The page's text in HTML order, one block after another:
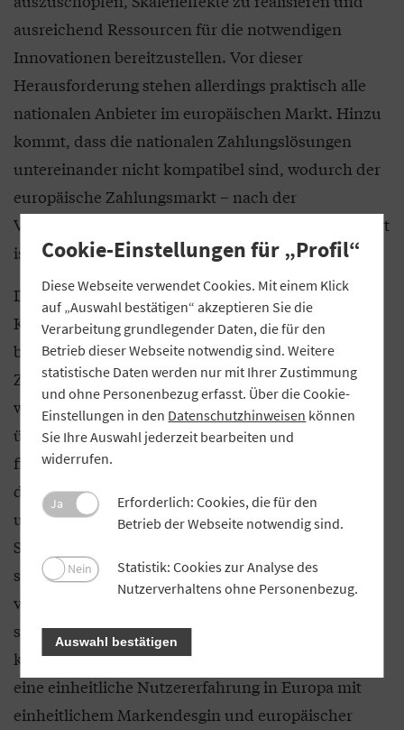
ausreichend Ressourcen für die notwendigen
Innovationen bereitzustellen. Vor dieser
Herausforderung stehen allerdings praktisch alle
nationalen Anbieter im europäischen Markt. Hinzu
kommt, dass die nationalen Zahlungslösungen
untereinander nicht kompatibel sind, wodurch der
europäische Zahlungsmarkt – nach der
Vereinheitlichung durch SEPA – erneut fragmentiert
ist.
Daher sind die Überlegungen europäischer
Kreditinstitute, ihre Kräfte zu bündeln, zu
begrüßen. Übergeordnetes Ziel der europäischen
Zahlungsinitiative ist es, für die Kunden – Käufer
wie Händler – eine universell einsetzbare,
überzeugende europäische Zahlungslösung zu
finden. Sie sollte im Einklang mit den Forderungen
der Zentralbanken im Eurosystem sicher, einfach
und nutzerfreundlich, kostengünstig und effizient
SEPA-weit funktionieren. Die europäische Initiative
sollte nicht nur oberflächliche Veränderungen
vornehmen, sondern sich strategisch
schlagkräftiger aufstellen. Was zählt, sind nicht die
kleinen Verbesserungen des Status quo, sondern
eine einheitliche Nutzererfahrung in Europa mit
einheitlichem Markendesgin und europäischer
Cookie-Einstellungen für „Profil“
Diese Webseite verwendet Cookies. Mit einem Klick
auf „Auswahl bestätigen“ akzeptieren Sie die
Verarbeitung grundlegender Daten, die für den
Betrieb dieser Webseite notwendig sind. Weitere
statistische Daten werden nur mit Ihrer Zustimmung
und ohne Personenbezug erfasst. Über die Cookie-
Einstellungen in den Datenschutzhinweisen können
Sie Ihre Auswahl jederzeit bearbeiten und
widerrufen.
Ja
Erforderlich: Cookies, die für den
Betrieb der Webseite notwendig sind.
Nein
Statistik: Cookies zur Analyse des
Nutzerverhaltens ohne Personenbezug.
Auswahl bestätigen